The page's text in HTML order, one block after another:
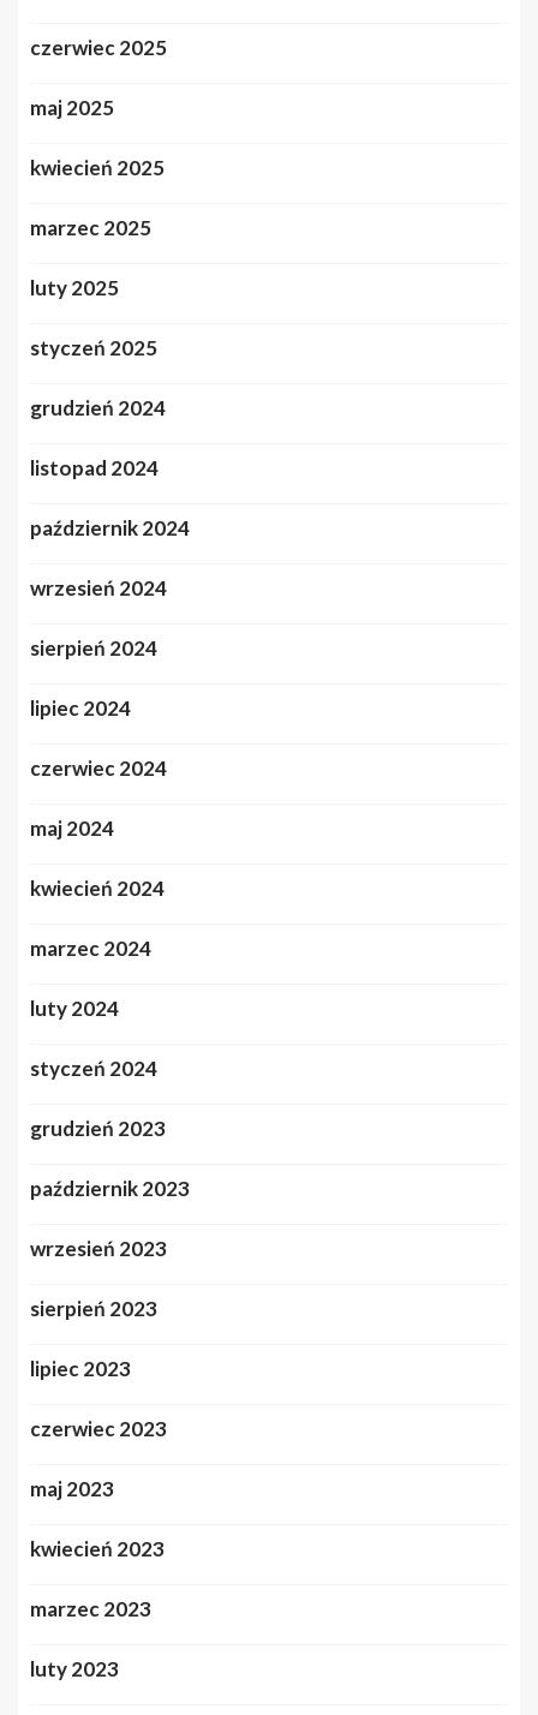
czerwiec 2025
maj 2025
kwiecień 2025
marzec 2025
luty 2025
styczeń 2025
grudzień 2024
listopad 2024
październik 2024
wrzesień 2024
sierpień 2024
lipiec 2024
czerwiec 2024
maj 2024
kwiecień 2024
marzec 2024
luty 2024
styczeń 2024
grudzień 2023
październik 2023
wrzesień 2023
sierpień 2023
lipiec 2023
czerwiec 2023
maj 2023
kwiecień 2023
marzec 2023
luty 2023